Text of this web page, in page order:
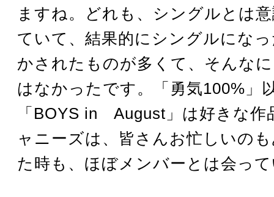
ますね。どれも、シングルとは
ていて、結果的にシングルにな
かされたものが多くて、そんな
はなかったです。「勇気100%」
「BOYS in August」は好きな作
ャニーズは、皆さんお忙しいの
た時も、ほぼメンバーとは会っ